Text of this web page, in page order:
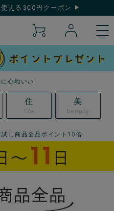
える300円クーポン
心地いい
住
life
美
beauty
し商品全品ポイント10倍